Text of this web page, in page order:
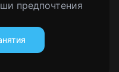
предпочтения